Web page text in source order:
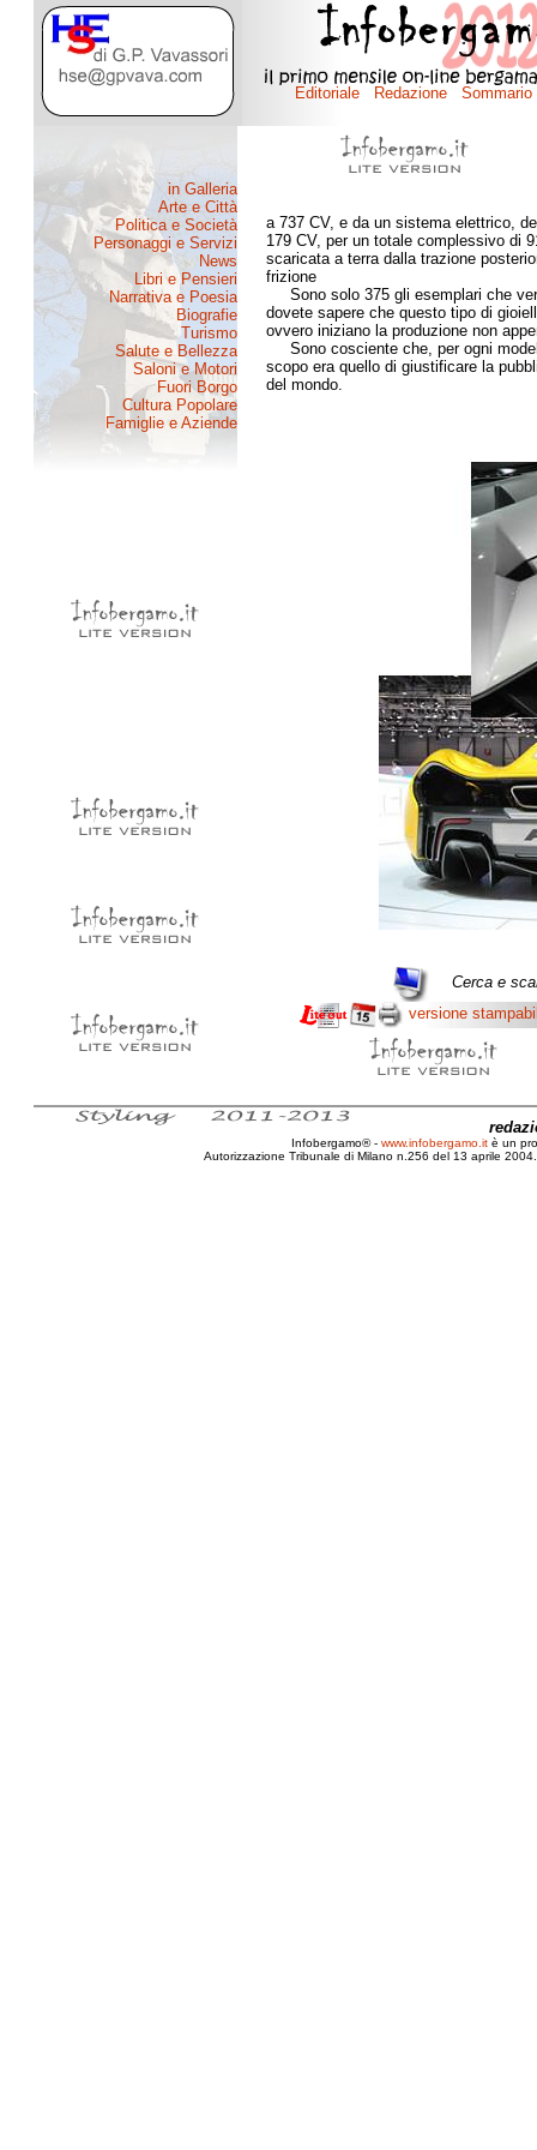
a 737 CV, e da un sistema elettrico,
179 CV, per un totale complessivo di
scaricata a terra dalla trazione
frizione
Sono solo 375 gli esemplari che
dovete sapere che questo tipo di
ovvero iniziano la produzione non
Sono cosciente che, per ogni
scopo era quello di giustificare la
del mondo.
Cerca e
versione
Infobergamo® - www.infobergamo.it è un
Autorizzazione Tribunale di Milano n.256 del 13 aprile